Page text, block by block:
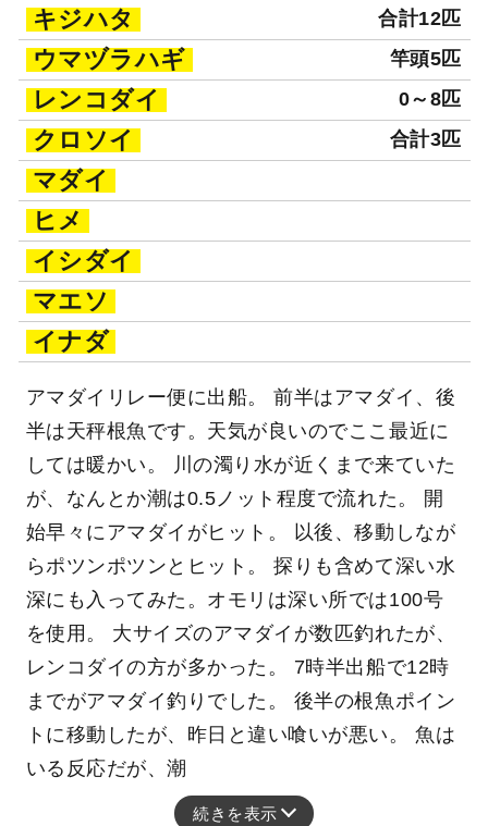
キジハタ 合計12匹
ウマヅラハギ 竿頭5匹
レンコダイ 0～8匹
クロソイ 合計3匹
マダイ
ヒメ
イシダイ
マエソ
イナダ
アマダイリレー便に出船。 前半はアマダイ、後
半は天秤根魚です。天気が良いのでここ最近に
しては暖かい。 川の濁り水が近くまで来ていた
が、なんとか潮は0.5ノット程度で流れた。 開
始早々にアマダイがヒット。 以後、移動しなが
らポツンポツンとヒット。 探りも含めて深い水
深にも入ってみた。オモリは深い所では100号
を使用。 大サイズのアマダイが数匹釣れたが、
レンコダイの方が多かった。 7時半出船で12時
までがアマダイ釣りでした。 後半の根魚ポイン
トに移動したが、昨日と違い喰いが悪い。 魚は
いる反応だが、潮
続きを表示